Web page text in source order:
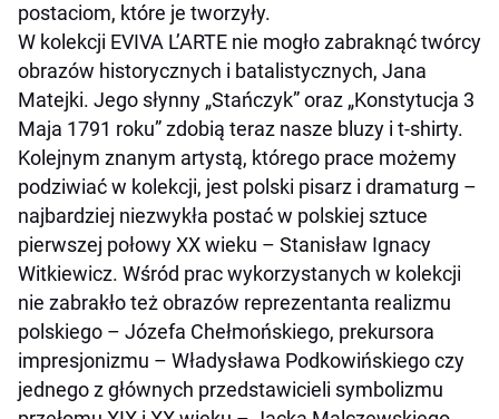
postaciom, które je tworzyły.
W kolekcji EVIVA L’ARTE nie mogło zabraknąć twórcy
obrazów historycznych i batalistycznych, Jana
Matejki. Jego słynny „Stańczyk” oraz „Konstytucja 3
Maja 1791 roku” zdobią teraz nasze bluzy i t-shirty.
Kolejnym znanym artystą, którego prace możemy
podziwiać w kolekcji, jest polski pisarz i dramaturg –
najbardziej niezwykła postać w polskiej sztuce
pierwszej połowy XX wieku – Stanisław Ignacy
Witkiewicz. Wśród prac wykorzystanych w kolekcji
nie zabrakło też obrazów reprezentanta realizmu
polskiego – Józefa Chełmońskiego, prekursora
impresjonizmu – Władysława Podkowińskiego czy
jednego z głównych przedstawicieli symbolizmu